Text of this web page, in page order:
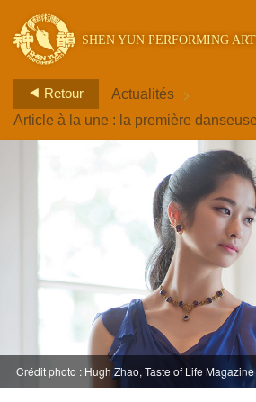
SHEN YUN PERFORMING
Retour Actualités >
Article à la une : la première
Crédit photo : Hugh Zhao, Taste of Life Magazine